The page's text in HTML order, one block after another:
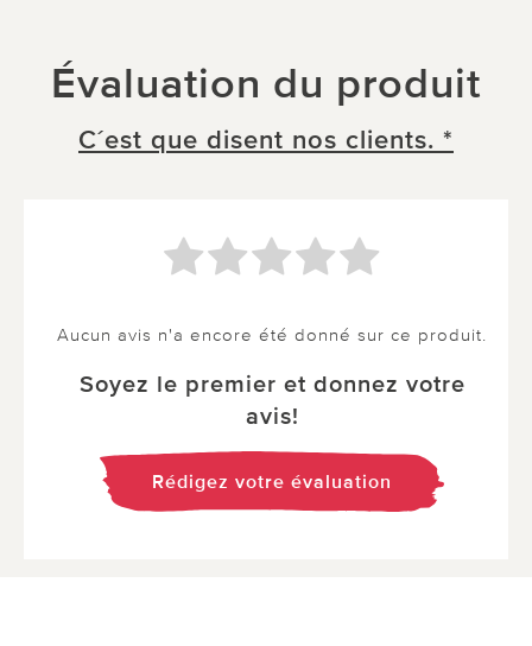
Évaluation du produit
C´est que disent nos clients. *
Aucun avis n'a encore été donné sur ce produit.
Soyez le premier et donnez votre
avis!
Rédigez votre évaluation